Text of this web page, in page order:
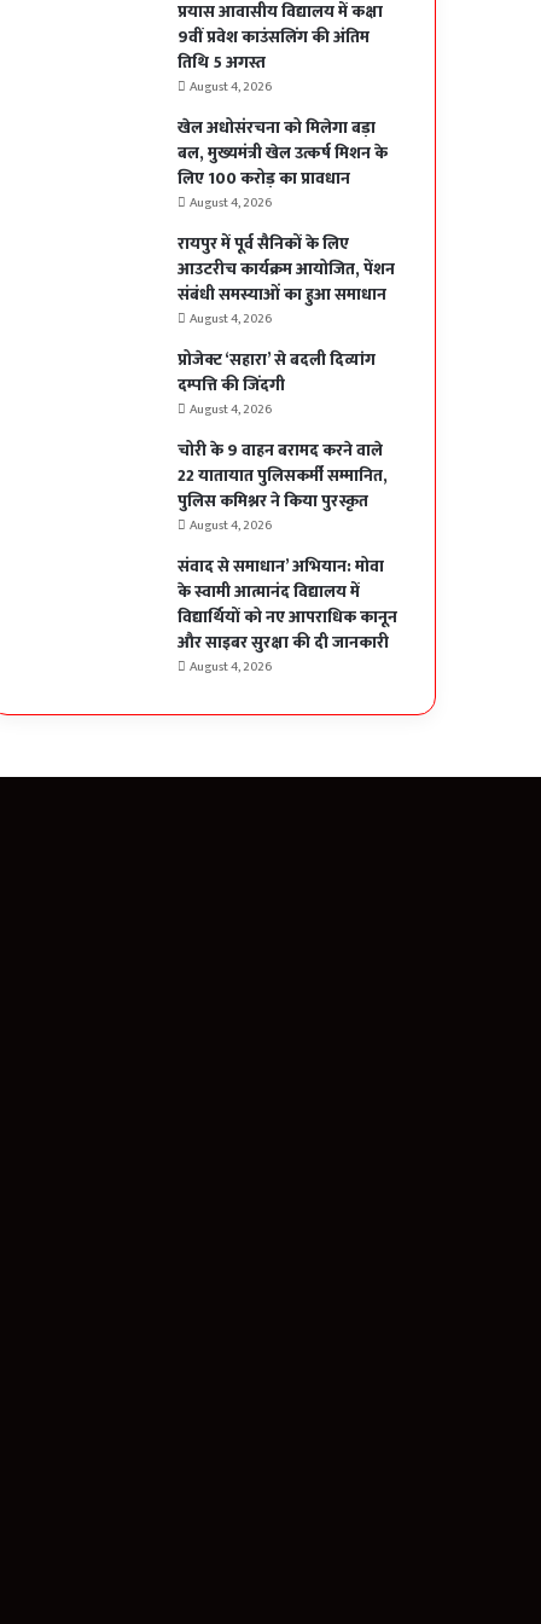
प्रयास आवासीय विद्यालय में कक्षा
9वीं प्रवेश काउंसलिंग की अंतिम
तिथि 5 अगस्त
August 4, 2026
खेल अधोसंरचना को मिलेगा बड़ा
बल, मुख्यमंत्री खेल उत्कर्ष मिशन के
लिए 100 करोड़ का प्रावधान
August 4, 2026
रायपुर में पूर्व सैनिकों के लिए
आउटरीच कार्यक्रम आयोजित, पेंशन
संबंधी समस्याओं का हुआ समाधान
August 4, 2026
प्रोजेक्ट ‘सहारा’ से बदली दिव्यांग
दम्पत्ति की जिंदगी
August 4, 2026
चोरी के 9 वाहन बरामद करने वाले
22 यातायात पुलिसकर्मी सम्मानित,
पुलिस कमिश्नर ने किया पुरस्कृत
August 4, 2026
संवाद से समाधान’ अभियान: मोवा
के स्वामी आत्मानंद विद्यालय में
विद्यार्थियों को नए आपराधिक कानून
और साइबर सुरक्षा की दी जानकारी
August 4, 2026